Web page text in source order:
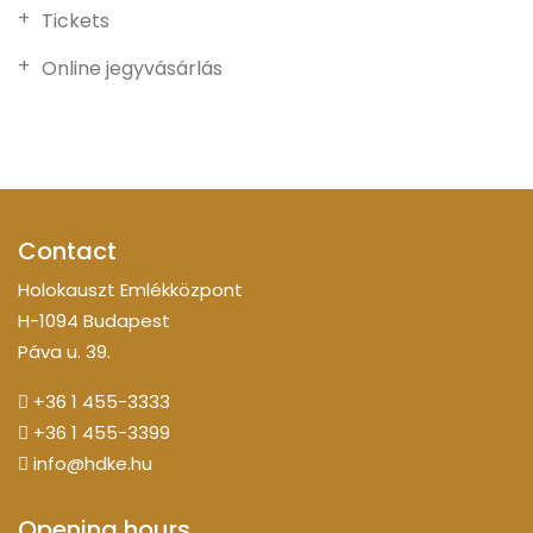
Tickets
Online jegyvásárlás
Contact
Holokauszt Emlékközpont
H-1094 Budapest
Páva u. 39.
+36 1 455-3333
+36 1 455-3399
info@hdke.hu